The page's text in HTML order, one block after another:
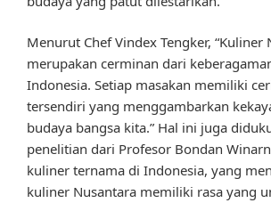
Menurut Chef Vindex Tengker, “Kuliner
merupakan cerminan dari
Indonesia. Setiap masakan memiliki
tersendiri yang menggambarkan
budaya bangsa kita.” Hal ini juga
penelitian dari Profesor Bondan
kuliner ternama di Indonesia, yang
kuliner Nusantara memiliki rasa yang